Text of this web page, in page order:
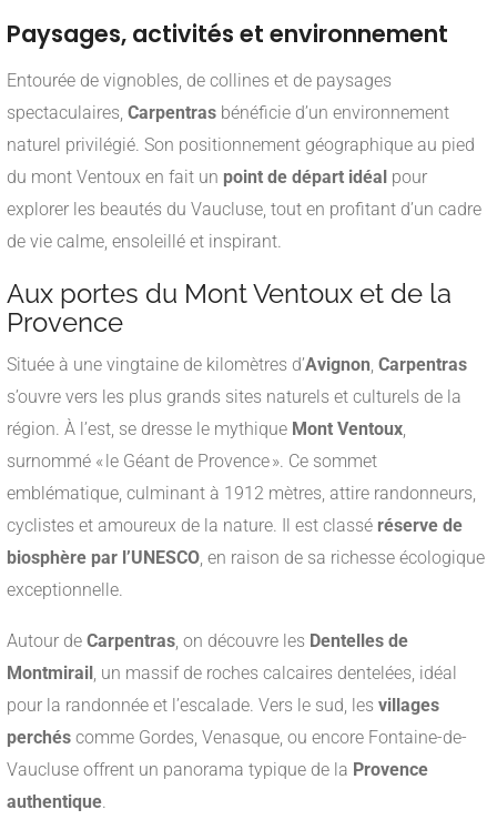
Paysages, activités et environnement
Entourée de vignobles, de collines et de paysages
spectaculaires, Carpentras bénéficie d’un environnement
naturel privilégié. Son positionnement géographique au pied
du mont Ventoux en fait un point de départ idéal pour
explorer les beautés du Vaucluse, tout en profitant d’un cadre
de vie calme, ensoleillé et inspirant.
Aux portes du Mont Ventoux et de la
Provence
Située à une vingtaine de kilomètres d’Avignon, Carpentras
s’ouvre vers les plus grands sites naturels et culturels de la
région. À l’est, se dresse le mythique Mont Ventoux,
surnommé « le Géant de Provence ». Ce sommet
emblématique, culminant à 1912 mètres, attire randonneurs,
cyclistes et amoureux de la nature. Il est classé réserve de
biosphère par l’UNESCO, en raison de sa richesse écologique
exceptionnelle.
Autour de Carpentras, on découvre les Dentelles de
Montmirail , un massif de roches calcaires dentelées, idéal
pour la randonnée et l’escalade. Vers le sud, les villages
perchés comme Gordes, Venasque, ou encore Fontaine-de-
Vaucluse offrent un panorama typique de la Provence
authentique.